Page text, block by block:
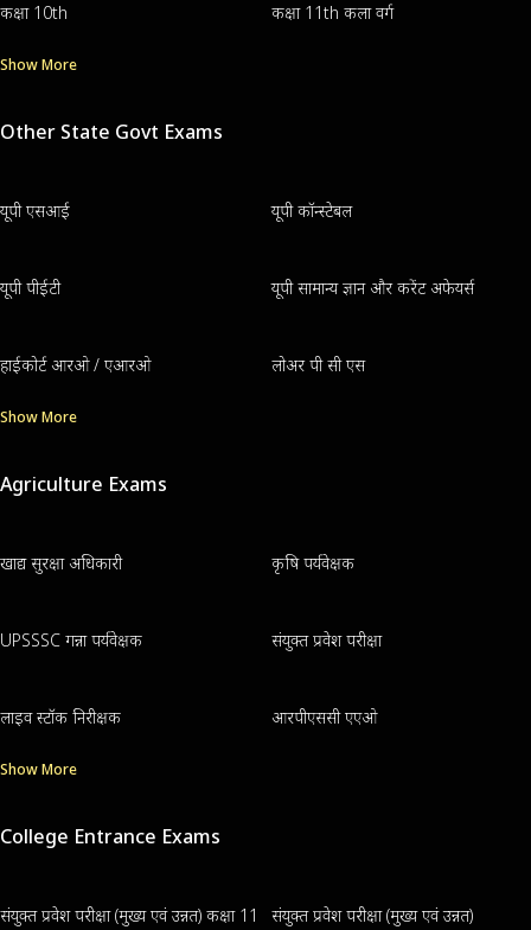
कक्षा 10th कक्षा 11th कला वर्ग
Show More
Other State Govt Exams
यूपी एसआई यूपी कॉन्स्टेबल
यूपी पीईटी यूपी सामान्य ज्ञान और करेंट अफेयर्स
हाईकोर्ट आरओ / एआरओ लोअर पी सी एस
Show More
Agriculture Exams
खाद्य सुरक्षा अधिकारी कृषि पर्यवेक्षक
UPSSSC गन्ना पर्यवेक्षक संयुक्त प्रवेश परीक्षा
लाइव स्टॉक निरीक्षक आरपीएससी एएओ
Show More
College Entrance Exams
संयुक्त प्रवेश परीक्षा (मुख्य एवं उन्नत) कक्षा 11 संयुक्त प्रवेश परीक्षा (मुख्य एवं उन्नत)